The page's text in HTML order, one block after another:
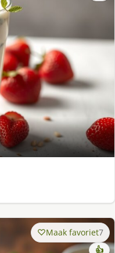
Maak favoriet7
👍